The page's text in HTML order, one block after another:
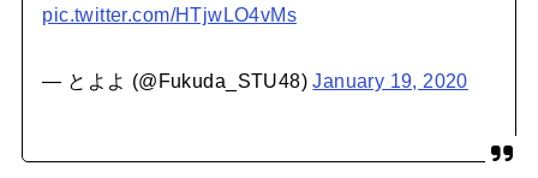
pic.twitter.com/HTjwLO4vMs
— とよよ (@Fukuda_STU48)January 19, 2020